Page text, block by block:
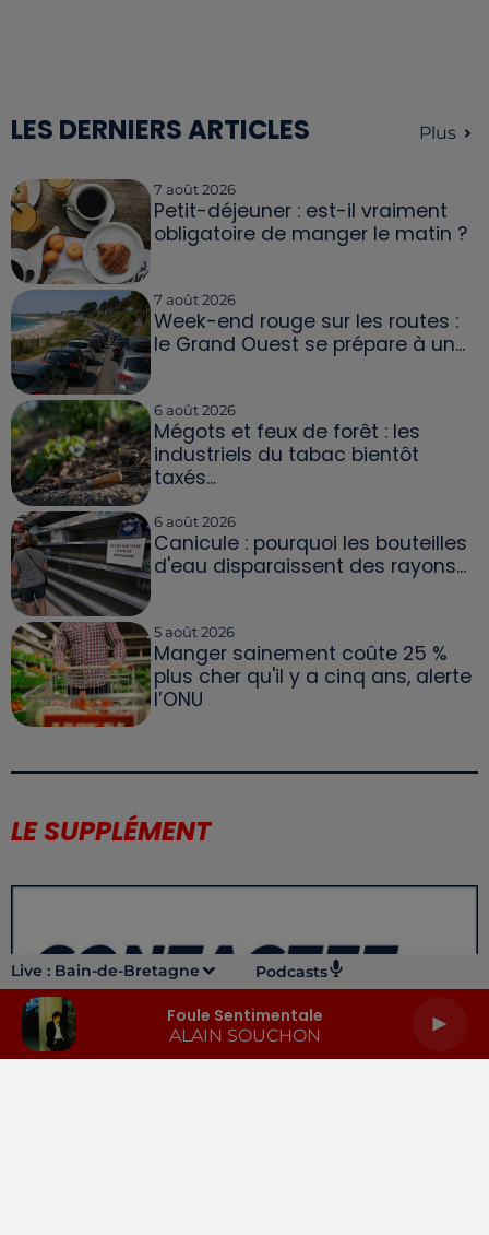
Live : Bain-de-Bretagne Podcasts
Foule Sentimentale
ALAIN SOUCHON
LES DERNIERS ARTICLES Plus
7 août 2026
Petit-déjeuner : est-il vraiment
obligatoire de manger le matin ?
7 août 2026
Week-end rouge sur les routes :
le Grand Ouest se prépare à un...
6 août 2026
Mégots et feux de forêt : les
industriels du tabac bientôt
taxés...
6 août 2026
Canicule : pourquoi les bouteilles
d'eau disparaissent des rayons...
5 août 2026
Manger sainement coûte 25 %
plus cher qu'il y a cinq ans, alerte
l’ONU
LE SUPPLÉMENT